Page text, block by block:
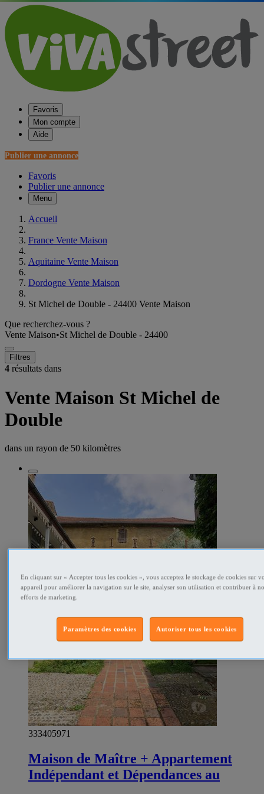
Favoris
Mon compte
Aide
Publier une annonce
Favoris
Publier une annonce
Menu
Accueil
France Vente Maison
Aquitaine Vente Maison
Dordogne Vente Maison
St Michel de Double - 24400 Vente Maison
Que recherchez-vous ?
Vente Maison•St Michel de Double - 24400
Filtres
4 résultats dans
Vente Maison St Michel de
Double
dans un rayon de 50 kilomètres
333405971
Maison de Maître + Appartement
Indépendant et Dépendances au
En cliquant sur « Accepter tous les cookies », vous acceptez le stockage de cookies sur
appareil pour améliorer la navigation sur le site, analyser son utilisation et contribuer à
efforts de marketing.
Autoriser tous les cookies
Paramètres des cookies